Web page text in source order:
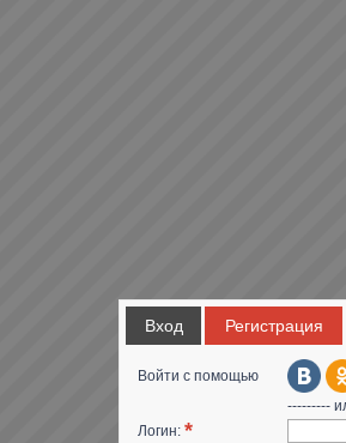
Вход Регистрация
Войти с помощью
---------
Логин: *